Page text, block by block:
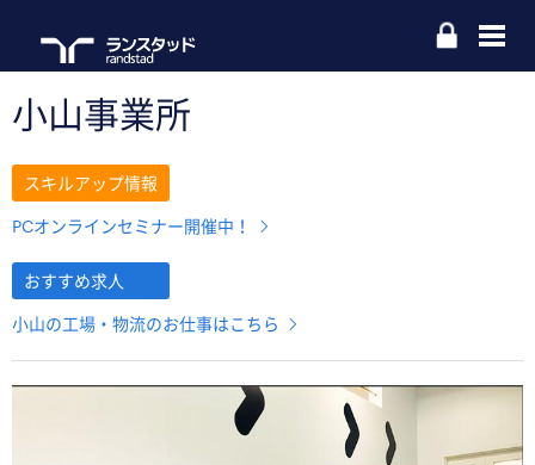
小山事業所
スキルアップ情報
PCオンラインセミナー開催中！
おすすめ求人
小山の工場・物流のお仕事はこちら